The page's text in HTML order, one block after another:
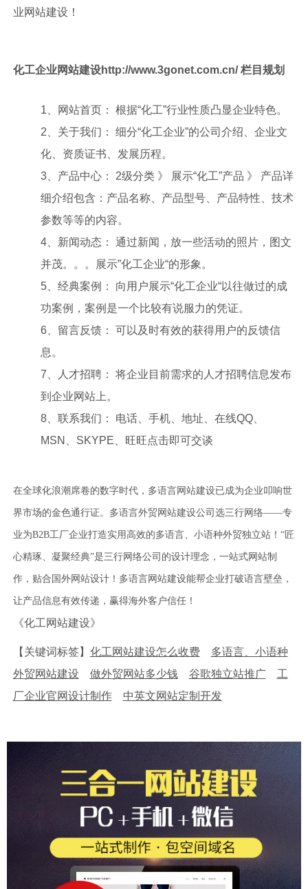
业网站建设！
化工企业网站建设http://www.3gonet.com.cn/ 栏目规划
1、网站首页： 根据“化工”行业性质凸显企业特色。
2、关于我们： 细分“化工企业”的公司介绍、企业文
化、资质证书、发展历程。
3、产品中心： 2级分类 》 展示“化工”产品 》 产品详
细介绍包含：产品名称、产品型号、产品特性、技术
参数等等的内容。
4、新闻动态： 通过新闻，放一些活动的照片，图文
并茂。。。展示”化工企业“的形象。
5、经典案例： 向用户展示“化工企业“以往做过的成
功案例，案例是一个比较有说服力的凭证。
6、留言反馈： 可以及时有效的获得用户的反馈信
息。
7、人才招聘： 将企业目前需求的人才招聘信息发布
到企业网站上。
8、联系我们： 电话、手机、地址、在线QQ、
MSN、SKYPE、旺旺点击即可交谈
在全球化浪潮席卷的数字时代，多语言网站建设已成为企业叩响世
界市场的金色通行证。多语言外贸网站建设公司选三行网络——专
业为B2B工厂企业打造实用高效的多语言、小语种外贸独立站！“匠
心精琢、凝聚经典”是三行网络公司的设计理念，一站式网站制
作，贴合国外网站设计！多语言网站建设能帮企业打破语言壁垒，
让产品信息有效传递，赢得海外客户信任！
《化工网站建设》
【关键词标签】 化工网站建设怎么收费
多语言、小语种
外贸网站建设
做外贸网站多少钱 谷歌独立站推广
工
厂企业官网设计制作
中英文网站定制开发